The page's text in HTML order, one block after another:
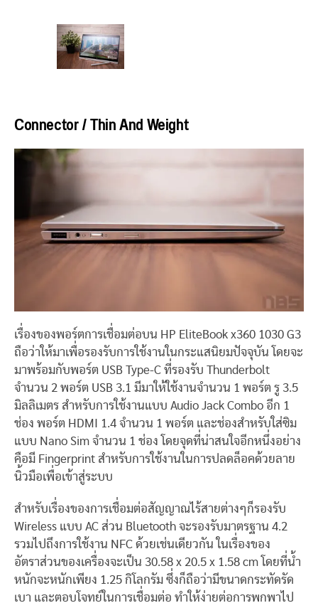
Connector / Thin And Weight
เรื่องของพอร์ตการเชื่อมต่อบน HP EliteBook x360 1030 G3
ถือว่าให้มาเพื่อรองรับการใช้งานในกระแสนิยมปัจจุบัน โดยจะ
มาพร้อมกับพอร์ต USB Type-C ที่รองรับ Thunderbolt
จำนวน 2 พอร์ต USB 3.1 มีมาให้ใช้งานจำนวน 1 พอร์ต รู 3.5
มิลลิเมตร สำหรับการใช้งานแบบ Audio Jack Combo อีก 1
ช่อง พอร์ต HDMI 1.4 จำนวน 1 พอร์ต และช่องสำหรับใส่ซิม
แบบ Nano Sim จำนวน 1 ช่อง โดยจุดที่น่าสนใจอีกหนึ่งอย่าง
คือมี Fingerprint สำหรับการใช้งานในการปลดล็อคด้วยลาย
นิ้วมือเพื่อเข้าสู่ระบบ
สำหรับเรื่องของการเชื่อมต่อสัญญาณไร้สายต่างๆก็รองรับ
Wireless แบบ AC ส่วน Bluetooth จะรองรับมาตรฐาน 4.2
รวมไปถึงการใช้งาน NFC ด้วยเช่นเดียวกัน ในเรื่องของ
อัตราส่วนของเครื่องจะเป็น 30.58 x 20.5 x 1.58 cm โดยที่น้ำ
หนักจะหนักเพียง 1.25 กิโลกรัม ซึ่งก็ถือว่ามีขนาดกระทัดรัด
เบา และตอบโจทย์ในการเชื่อมต่อ ทำให้ง่ายต่อการพกพาไป